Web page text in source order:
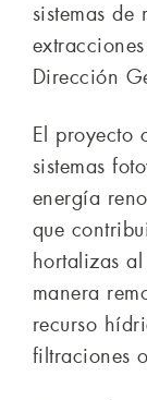
sistemas
Dirección
El proyecto
sistemas
energía
que
hortalizas
manera
recurso
filtraciones